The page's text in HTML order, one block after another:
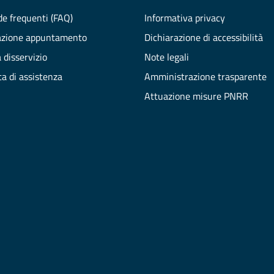
frequenti (FAQ)
appuntamento
disservizio
di assistenza
Informativa privacy
Dichiarazione di accessibilità
Note legali
Amministrazione trasparente
Attuazione misure PNRR